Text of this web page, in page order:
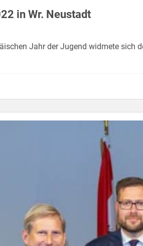
in Wr. Neustadt
Jahr der Jugend widmete sich